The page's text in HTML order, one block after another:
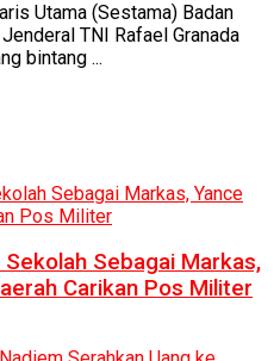
Utama (Sestama) Badan
TNI Rafael Granada
bintang ...
Sebagai Markas,
Carikan Pos Militer